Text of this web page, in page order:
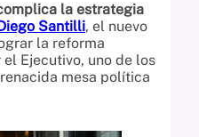
la estrategia
Diego Santilli, el nuevo
la reforma
Ejecutivo, uno de los
mesa política